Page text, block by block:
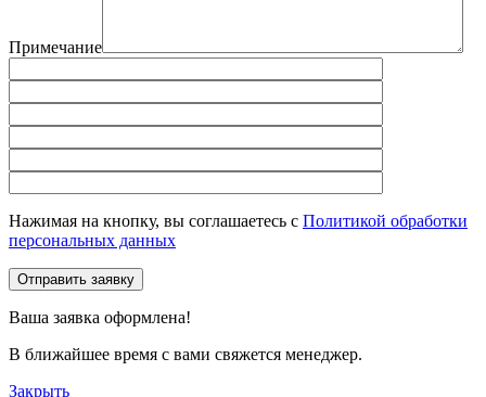
Примечание
Нажимая на кнопку, вы соглашаетесь с Политикой обработки
персональных данных
Отправить заявку
Ваша заявка оформлена!
В ближайшее время с вами свяжется менеджер.
Закрыть